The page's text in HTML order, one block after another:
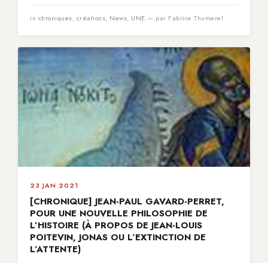
in chroniques, créations, News, UNE — par Fabrice Thumerel
23 JAN 2021
[CHRONIQUE] JEAN-PAUL GAVARD-PERRET,
POUR UNE NOUVELLE PHILOSOPHIE DE
L’HISTOIRE (À PROPOS DE JEAN-LOUIS
POITEVIN, JONAS OU L’EXTINCTION DE
L’ATTENTE)